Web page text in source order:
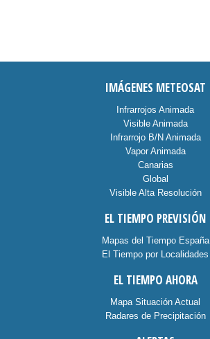
IMÁGENES METEOSAT
Infrarrojos Animada
Visible Animada
Infrarrojo B/N Animada
Vapor Animada
Canarias
Global
Visible Alta Resolución
EL TIEMPO PREVISIÓN
Mapas del Tiempo España
El Tiempo por Localidades
EL TIEMPO AHORA
Mapa Situación Actual
Radares de Precipitación